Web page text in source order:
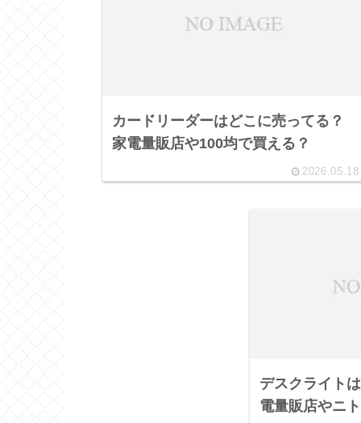
カードリーダーはどこに売ってる？
家電量販店や100均で買える？
2026.05.18
デスクライト
電量販店やニ